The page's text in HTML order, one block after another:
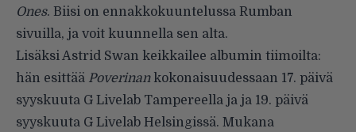
Ones. Biisi on ennakkokuuntelussa Rumban
sivuilla, ja voit kuunnella sen alta.
Lisäksi Astrid Swan keikkailee albumin tiimoilta:
hän esittää Poverinan kokonaisuudessaan 17. päivä
syyskuuta G Livelab Tampereella ja ja 19. päivä
syyskuuta G Livelab Helsingissä. Mukana